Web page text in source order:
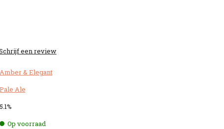
een review
Amber & Elegant
Pale Ale
5.1%
Op voorraad